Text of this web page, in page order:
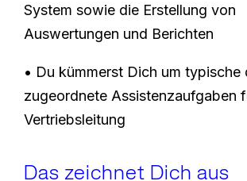
System sowie die Erstellung von
Auswertungen und Berichten
• Du kümmerst Dich um typische
zugeordnete Assistenzaufgaben
Vertriebsleitung
Das zeichnet Dich aus